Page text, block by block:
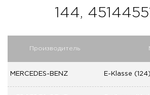
144,
Производитель
MERCEDES-BENZ E-Klasse